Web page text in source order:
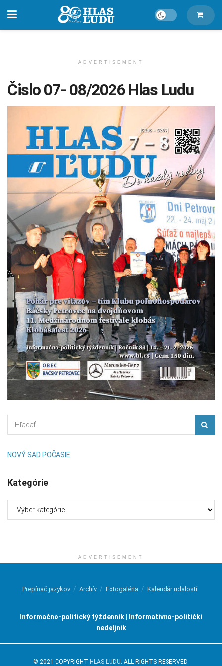
ADVERTISEMENT
Čislo 07- 08/2026 Hlas Ludu
NOVÝ SAD POČASIE
Kategórie
ADVERTISEMENT
Prepínač jazykov Archív Fotogaléria Kalendár udalostí
Informačno-politický týždenník | Informativno-politički
nedeljnik
© 2021 COPYRIGHT HLAS ĽUDU. ALL RIGHTS RESERVED.